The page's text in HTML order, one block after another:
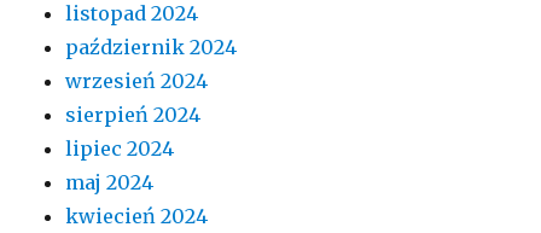
listopad 2024
październik 2024
wrzesień 2024
sierpień 2024
lipiec 2024
maj 2024
kwiecień 2024